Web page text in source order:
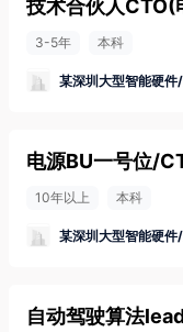
技术合伙人CTO(
3-5年 本科
某深圳大型智能硬件
电源BU一号位/
10年以上 本科
某深圳大型智能硬件
自动驾驶算法